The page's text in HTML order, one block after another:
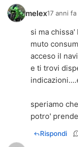
melex17 anni fa
si ma chissa'
muto
acceso il
e ti trovi
speriamo
potro'
Rispondi